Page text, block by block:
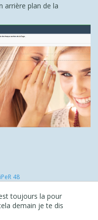
arrière plan de la
48
toujours la pour
demain je te dis